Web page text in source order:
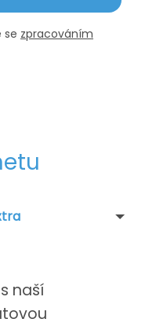
se zpracováním
naší